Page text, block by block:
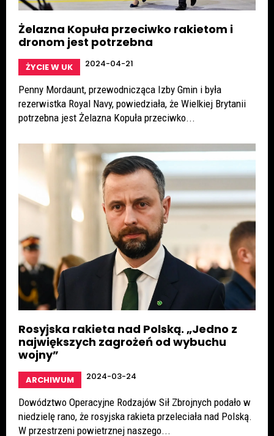
Żelazna Kopuła przeciwko rakietom i
dronom jest potrzebna
ŻYCIE W UK 2024-04-21
Penny Mordaunt, przewodnicząca Izby Gmin i była
rezerwistka Royal Navy, powiedziała, że Wielkiej Brytanii
potrzebna jest Żelazna Kopuła przeciwko...
Rosyjska rakieta nad Polską. „Jedno z
największych zagrożeń od wybuchu
wojny”
ARCHIWUM 2024-03-24
Dowództwo Operacyjne Rodzajów Sił Zbrojnych podało w
niedzielę rano, że rosyjska rakieta przeleciała nad Polską.
W przestrzeni powietrznej naszego...